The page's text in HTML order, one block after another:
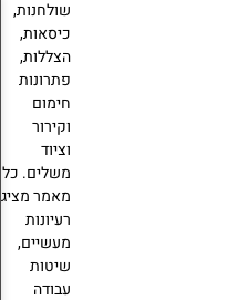
שולחנות,
כיסאות,
הצללות,
פתרונות
חימום
וקירור
וציוד
משלים. כל
מאמר מציג
רעיונות
מעשיים,
שיטות
עבודה